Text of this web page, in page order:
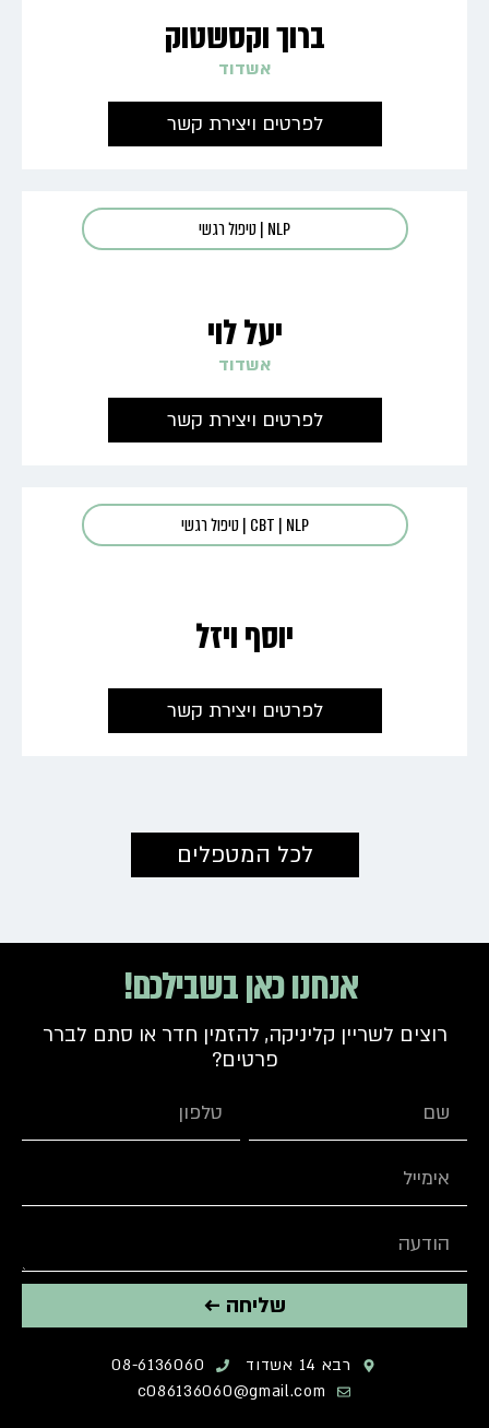
ברוך וקסשטוק
אשדוד
לפרטים ויצירת קשר
NLP
|טיפול רגשי
יעל לוי
אשדוד
לפרטים ויצירת קשר
CBT | NLP
|טיפול רגשי
יוסף ויזל
לפרטים ויצירת קשר
לכל המטפלים
אנחנו כאן בשבילכם!
רוצים לשריין קליניקה, להזמין חדר או סתם לברר
פרטים?
שליחה ←
רבא 14 אשדוד
08-6136060
c086136060@gmail.com